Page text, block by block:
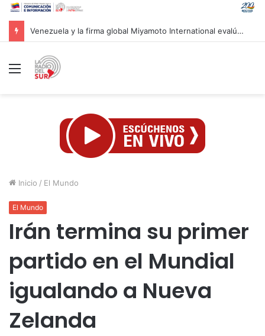
Presidenta Delcy Rodríguez evalúa alianzas de inversión en hidrocarburos con Cámara Africana de Energía
Menú
Inicio / El Mundo
El Mundo
Irán termina su primer
partido en el Mundial
igualando a Nueva
Zelanda